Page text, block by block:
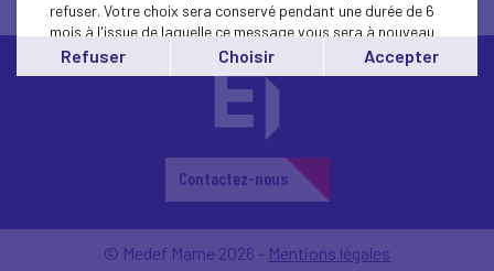
Contactez-nous
© Medef Marne 2026 - Mentions légales
refuser. Votre choix sera conservé pendant une durée de 6
mois à l'issue de laquelle ce message vous sera à nouveau
affiché..
Vous pouvez modifier votre choix à tout moment en
'cookies'en bas de page.
Refuser Choisir Accepter